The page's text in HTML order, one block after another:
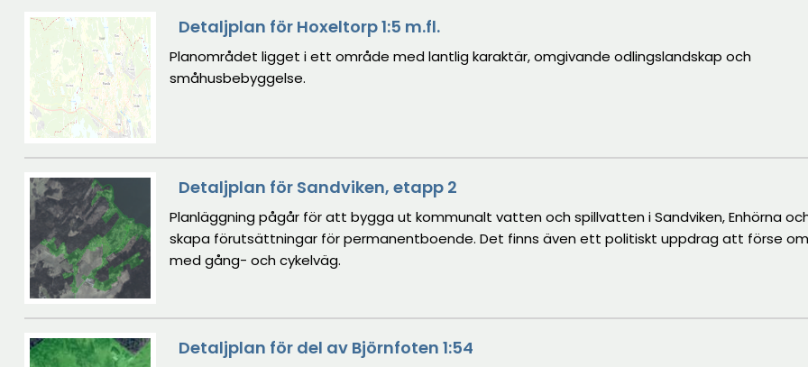
Detaljplan för Hoxeltorp 1:5 m.fl.
Planområdet ligget i ett område med lantlig karaktär, omgivande odlingslandskap och
småhusbebyggelse.
Detaljplan för Sandviken, etapp 2
Planläggning pågår för att bygga ut kommunalt vatten och spillvatten i Sandviken, Enhörna
skapa förutsättningar för permanentboende. Det finns även ett politiskt uppdrag att förse
med gång- och cykelväg.
Detaljplan för del av Björnfoten 1:54